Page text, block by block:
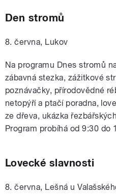
Den stromů
8. června, Lukov
Na programu Dnes stromů
zábavná stezka, zážitkové
poznávačky, přírodovědné
netopýří a ptačí poradna,
ze dřeva, ukázka
Program probíhá od 9:30 do
Lovecké slavnosti
8. června, Lešná u